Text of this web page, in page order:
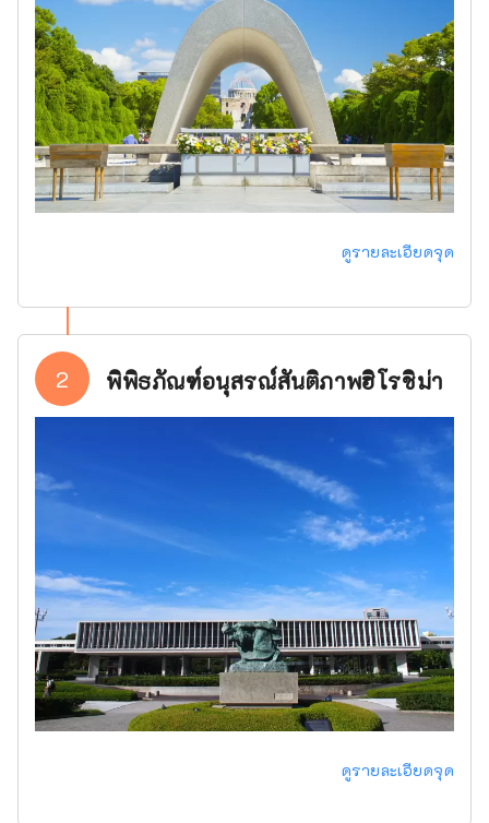
ดูรายละเอียดจุด
2 พิพิธภัณฑ์อนุสรณ์สันติภาพฮิโรชิม่า
ดูรายละเอียดจุด